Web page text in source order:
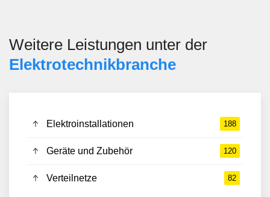
Weitere Leistungen unter der
Elektrotechnik­branche
Elektroinstallationen 188
Geräte und Zubehör 120
Verteilnetze 82